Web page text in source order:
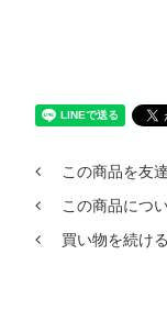
この商品を友
この商品につ
買い物を続ける